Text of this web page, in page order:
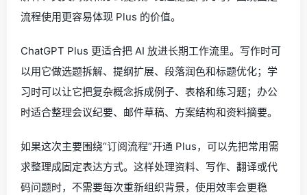
流程使用更容易体现 Plus 的价值。
ChatGPT Plus 更适合把 AI 放进长期工作流里。写作时可
以用它做选题拆解、提纲扩展、段落润色和标题优化；学
习时可以让它把复杂概念拆成例子、表格和练习题；办公
时适合整理会议纪要、邮件草稿、方案结构和资料摘要。
如果这次主要围绕“订阅流程”开通 Plus，可以先把常用需
求整理成固定表达方式。这样处理资料、写作、翻译或代
码问题时，不需要每次重新组织背景，使用效率会更稳